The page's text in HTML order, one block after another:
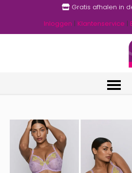
Gratis afhalen in
Inloggen | Klantenservice |